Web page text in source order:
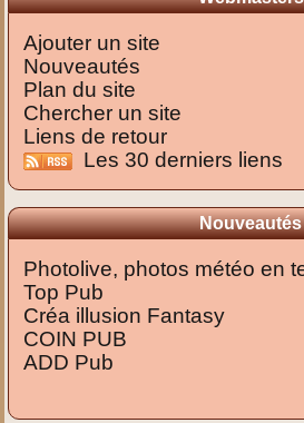
Ajouter un site
Nouveautés
Plan du site
Chercher un site
Liens de retour
Les 30 derniers liens
Nouveautés
Photolive, photos météo en
Top Pub
Créa illusion Fantasy
COIN PUB
ADD Pub